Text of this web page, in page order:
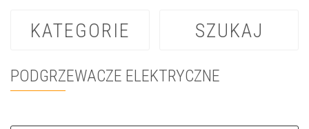
KATEGORIE SZUKAJ
PODGRZEWACZE ELEKTRYCZNE